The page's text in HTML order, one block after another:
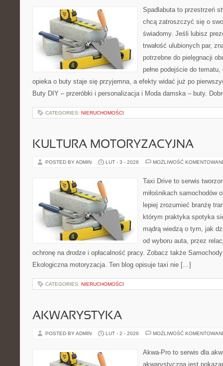
Spadlabuta to przestrzeń
chcą zatroszczyć się o
świadomy. Jeśli lubisz
trwałość ulubionych par,
potrzebne do pielęgnacji
pełne podejście do
opieka o buty staje się przyjemna, a efekty widać już po
Buty DIY – przeróbki i personalizacja i Moda damska – buty.
CATEGORIES: NIERUCHOMOŚCI
KULTURA MOTORYZACYJNA
POSTED BY ADMIN LUT - 3 - 2026 MOŻLIWOŚĆ
Taxi Drive to serwis
miłośnikach samochodów
lepiej zrozumieć branżę
którym praktyka spotyka
mądrą wiedzą o tym, jak
od wyboru auta, przez
ochronę na drodze i opłacalność pracy. Zobacz także
Ekologiczna motoryzacja. Ten blog opisuje taxi nie […]
CATEGORIES: NIERUCHOMOŚCI
AKWARYSTYKA
POSTED BY ADMIN LUT - 2 - 2026 MOŻLIWOŚĆ
Akwa-Pro to serwis dla
akwarystyczna jest